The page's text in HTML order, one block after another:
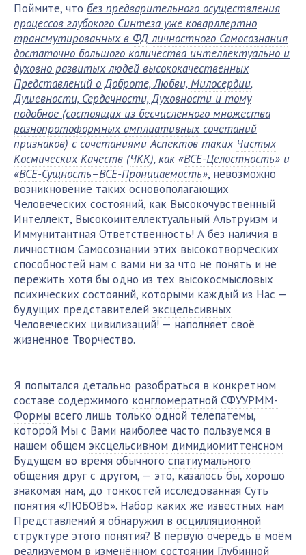
Поймите, что без предварительного осуществления
процессов глубокого Синтеза уже коварллертно
трансмутированных в ФД личностного Самосознания
достаточно большого количества интеллектуально и
духовно развитых людей высококачественных
Представлений о Доброте, Любви,Милосердии,
Душевности, Сердечности, Духовности и тому
подобное (состоящих из бесчисленного множества
разнопротоформных амплиативныхсочетаний
признаков) с сочетаниями Аспектов таких Чистых
Космических Качеств (ЧКК), как «ВСЕ-Целостность» и
«ВСЕ-Сущность–ВСЕ-Проницаемость», невозможно
возникновение таких основополагающих
Человеческих состояний, как Высокочувственный
Интеллект, Высокоинтеллектуальный Альтруизм и
Иммунитантная Ответственность! А без наличия в
личностном Самосознании этих высокотворческих
способностей нам с вами ни за что не понять и не
пережить хотя бы одно из тех высокосмысловых
психических состояний, которыми каждый из Нас —
будущих представителей эксцельсивных
Человеческих цивилизаций! — наполняет своё
жизненное Творчество.
Я попытался детально разобраться в конкретном
составе содержимого конгломератной СФУУРММ-
Формы всего лишь только одной телепатемы,
которой Мы с Вами наиболее часто пользуемся в
нашем общем эксцельсивном димидиомиттенсном
Будущем во время обычного спатиумального
общения друг с другом, — это, казалось бы, хорошо
знакомая нам, до тонкостей исследованная Суть
понятия «ЛЮБОВЬ». Набор каких же известных нам
Представлений я обнаружил в осцилляционной
структуре этого понятия? В первую очередь в моём
реализуемом в изменённом состоянии Глубинной